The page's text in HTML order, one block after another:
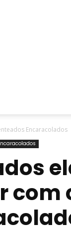
Encaracolados
com